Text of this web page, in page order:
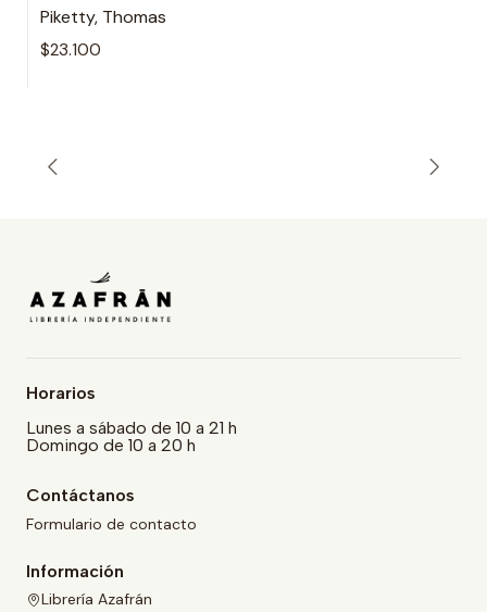
Piketty, Thomas
$23.100
Horarios
Lunes a sábado de 10 a 21 h
Domingo de 10 a 20 h
Contáctanos
Formulario de contacto
Información
Librería Azafrán